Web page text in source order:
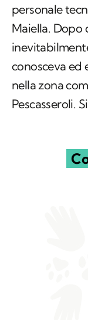
personale
Maiella. Dopo
conosceva ed
nella zona
Pescasseroli.